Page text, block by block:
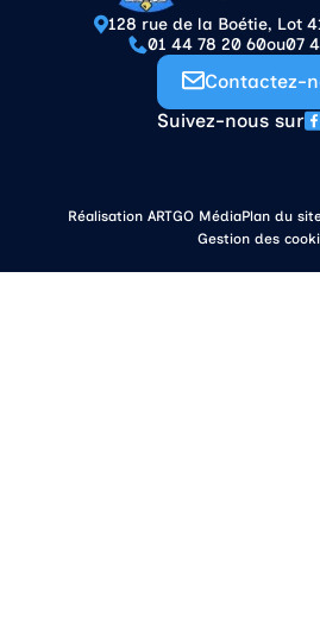
128 rue de la Boétie, Lot
01 44 78 20 60ou07
Contactez-
Suivez-nous sur
Réalisation ARTGO MédiaPlan du
Gestion des